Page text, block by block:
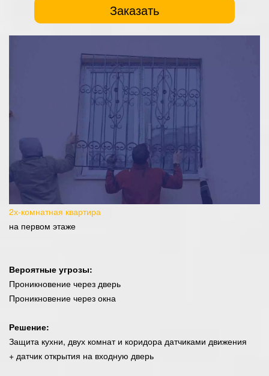
Заказать
2х-комнатная квартира
на первом этаже
Вероятные угрозы:
Проникновение через дверь
Проникновение через окна
Решение:
Защита кухни, двух комнат и коридора датчиками движения
+ датчик открытия на входную дверь